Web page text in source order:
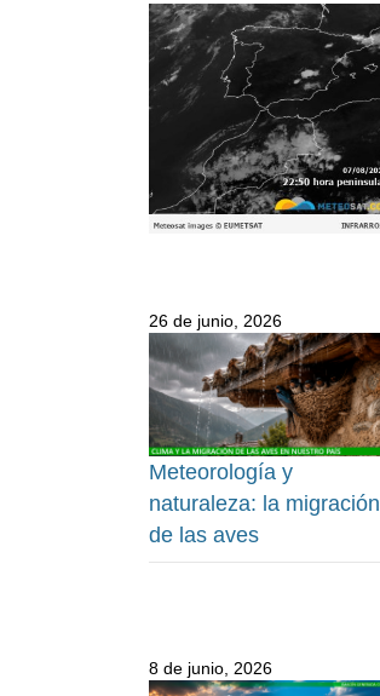
26 de junio, 2026
Meteorología y
naturaleza: la migración
de las aves
8 de junio, 2026